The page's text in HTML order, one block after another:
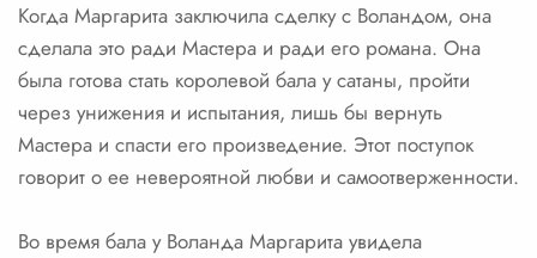
Когда Маргарита заключила сделку с Воландом, она
сделала это ради Мастера и ради его романа. Она
была готова стать королевой бала у сатаны, пройти
через унижения и испытания, лишь бы вернуть
Мастера и спасти его произведение. Этот поступок
говорит о ее невероятной любви и самоотверженности.
Во время бала у Воланда Маргарита увидела